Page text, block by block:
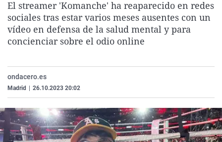
La rosa de los vientos
Gente viajera
Como el perro y el
Caso
Retornados
Equipo de
Extremadura
Galicia
La Rioja
Virales
Televisión
Elecciones
El streamer 'Komanche' ha reaparecido en redes
sociales tras estar varios meses ausentes con un
vídeo en defensa de la salud mental y para
concienciar sobre el odio online
ondacero.es
Madrid 26.10.2023 20:02